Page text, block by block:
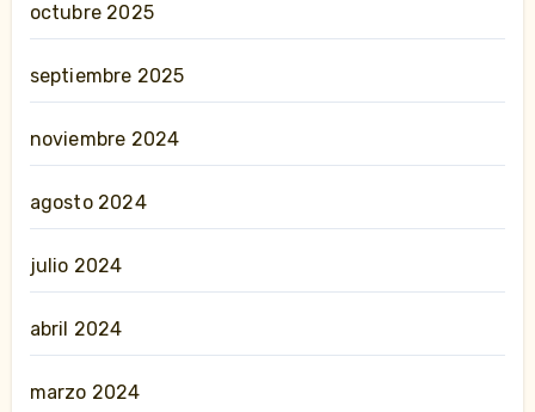
octubre 2025
septiembre 2025
noviembre 2024
agosto 2024
julio 2024
abril 2024
marzo 2024